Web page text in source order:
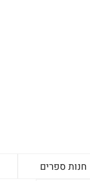
חנות ספרים